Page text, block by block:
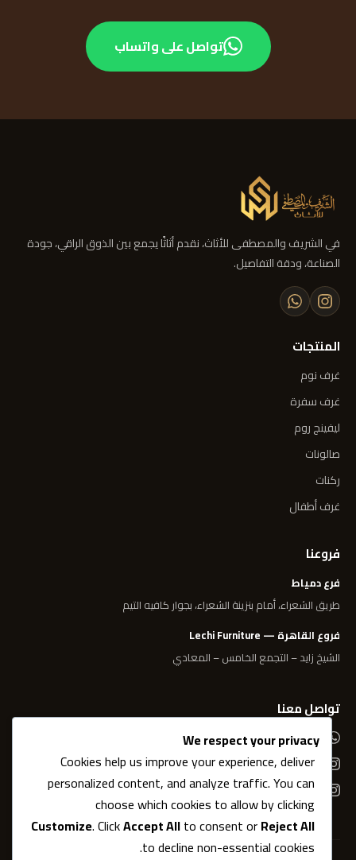
تواصل على واتساب
في الشريف والمصطفى للأثاث، نقدم أثاثًا يجمع بين الذوق الراقي، جودة
الصناعة، ودقة التفاصيل.
المنتجات
غرف نوم
غرف سفرة
ليفينج روم
صالونات
ركنات
غرف أطفال
فروعنا
فرع دمياط
طريق الشعراء، أمام بنزينة الشعراء، بجوار كافيه التيم
فروع القاهرة — Lechi Furniture
الشيخ زايد – التجمع الخامس – المعادي
تواصل معنا
01006995050
We respect your privacy
Cookies help us improve your experience, deliver
personalized content, and analyze traffic. You can
choose which cookies to allow by clicking
Customize. ClickAccept Allto consent orReject All
to decline non-essential cookies.